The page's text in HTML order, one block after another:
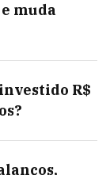
muda
R$